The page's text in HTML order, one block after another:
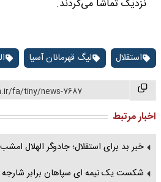
نزدیک تماشا می‌کردند.
استقلال لیگ قهرمانان آسیا
fa/tiny/news-7687
اخبار مرتبط
خبر بد برای استقلال؛ جادوگر الهلال
شکست یک نیمه ای سپاهان برابر شارجه